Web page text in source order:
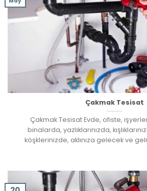
Çakmak Tesisat
Çakmak Tesisat Evde, ofiste,
binalarda, yazlıklarınızda,
köşklerinizde, aklınıza gelecek ve